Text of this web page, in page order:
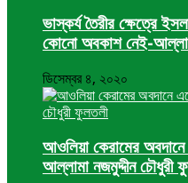
ভাস্কর্য তৈরীর ক্ষেত্রে
কোনো অবকাশ নেই-
ডিসেম্বর ৪, ২০২০
আওলিয়া কেরামের
আল্লামা নজমুদ্দীন চৌধুরী